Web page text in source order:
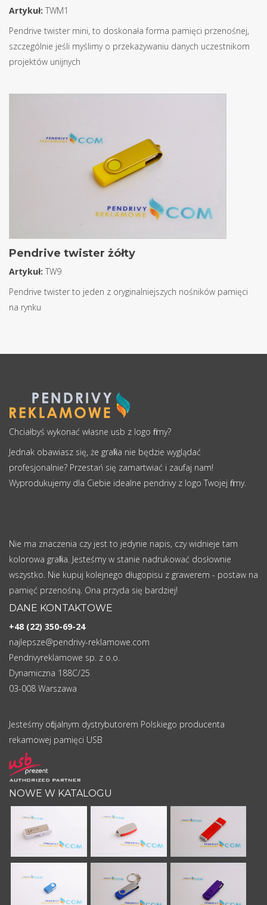
Artykuł: TWM1
Pendrive twister mini, to doskonała forma pamięci przenośnej,
szczególnie jeśli myślimy o przekazywaniu danych uczestnikom
projektów unijnych
Pendrive twister żółty
Artykuł: TW9
Pendrive twister to jeden z oryginalniejszych nośników pamięci
na rynku
Chciałbyś wykonać własne usb z logo firmy?
Jednak obawiasz się, że grafika nie będzie wyglądać
profesjonalnie? Przestań się zamartwiać i zaufaj nam!
Wyprodukujemy dla Ciebie idealne pendrivy z logo Twojej firmy.
Nie ma znaczenia czy jest to jedynie napis, czy widnieje tam
kolorowa grafika. Jesteśmy w stanie nadrukować dosłownie
wszystko. Nie kupuj kolejnego długopisu z grawerem - postaw na
pamięć przenośną. Ona przyda się bardziej!
DANE KONTAKTOWE
+48 (22) 350-69-24
najlepsze@pendrivy-reklamowe.com
Pendrivyreklamowe sp. z o.o.
Dynamiczna 188C/25
03-008 Warszawa
Jesteśmy oficjalnym dystrybutorem Polskiego producenta
rekamowej pamięci USB
NOWE W KATALOGU